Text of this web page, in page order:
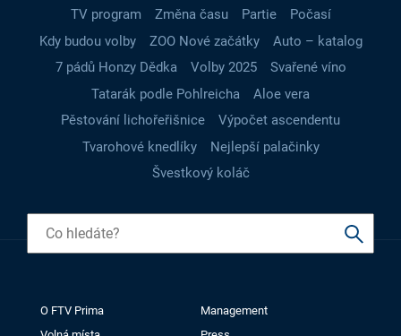
TV program
Změna času Partie
Počasí
Kdy budou volby
ZOO Nové začátky
Auto – katalog
7 pádů Honzy Dědka
Volby 2025
Svařené víno
Tatarák podle Pohlreicha
Aloe vera
Pěstování lichořeřišnice
Výpočet ascendentu
Tvarohové knedlíky
Nejlepší palačinky
Švestkový koláč
O FTV Prima
Management